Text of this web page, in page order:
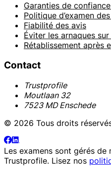
Garanties de
Politique d’examen
Fiabilité des avis
Éviter les arnaques
Rétablissement après
Contact
Trustprofile
Moutlaan 32
7523 MD Enschede
© 2026 Tous droits
Les examens sont gérés
Trustprofile. Lisez nos